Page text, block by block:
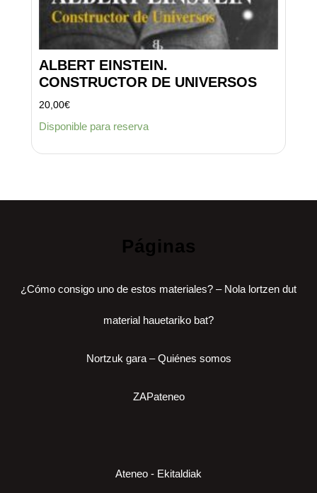
ALBERT EINSTEIN.
CONSTRUCTOR DE UNIVERSOS
20,00€
Disponible para reserva
Páginas
¿Cómo consigo uno de estos materiales? – Nola lortzen dut
material hauetariko bat?
Nortzuk gara – Quiénes somos
ZAPateneo
Ateneo - Ekitaldiak